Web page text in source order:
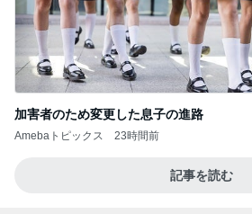
加害者のため変更した息子の進路
Amebaトピックス 23時間前
記事を読む